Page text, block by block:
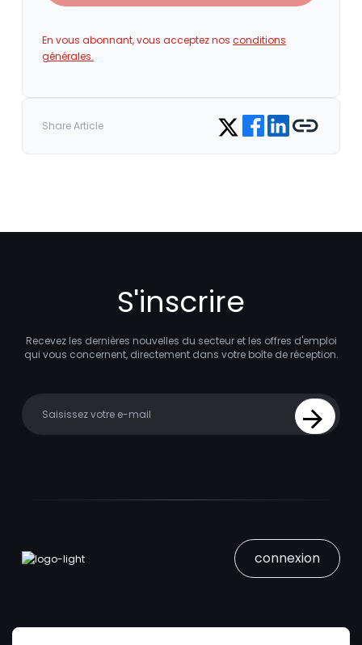
En vous abonnant, vous acceptez nos conditions
générales.
Share Article Share on Twitter
Share on Facebook
Share on LinkedIn
Copy link
S'inscrire
Recevez les dernières nouvelles du secteur et les offres d'emploi
qui vous concernent, directement dans votre boîte de réception.
Sign Up
connexion